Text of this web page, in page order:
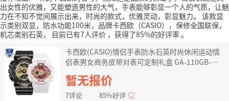
出女性的优雅，又能塑造男性的大气，手表能够彰显一个人的气质，让魅
力在不知不觉间展示出来，时尚的款式，优雅灵动，彰显魅力。 该款显
示类别双显，防水功能100米，品牌卡西欧（CASIO），保修全国联保，
机芯类别石英，
目前已有7人评价 ，获得了85%的好评率。
卡西欧(CASIO)情侣手表防水石英时尚休闲运动情
侣表男女商务皮带对表可定制礼盒 GA-110GB-
1ABA-110-7A1
暂无报价
7评论 85%好评